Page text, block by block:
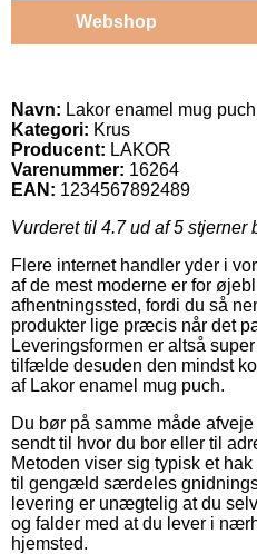
Webshop
Navn: Lakor enamel mug puch
Kategori: Krus
Producent: LAKOR
Varenummer: 16264
EAN: 1234567892489
Vurderet til 4.7ud af 5 stjerner
Flere internet handler yder i
af de mest moderne er for
afhentningssted, fordi du så
produkter lige præcis når det
Leveringsformen er altså
tilfælde desuden den mindst
af Lakor enamel mug puch.
Du bør på samme måde
sendt til hvor du bor eller til
Metoden viser sig typisk et
til gengæld særdeles
levering er unægtelig at du
og falder med at du lever i
hjemsted.